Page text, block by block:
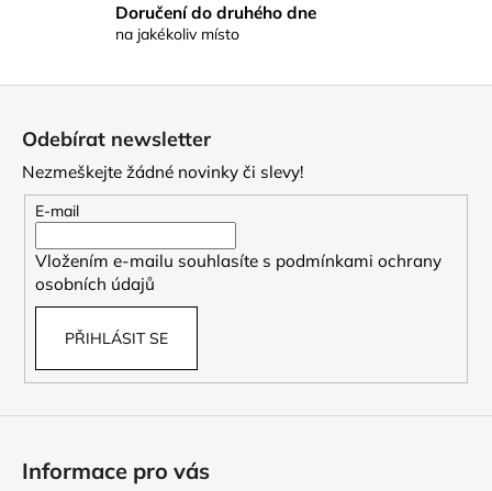
u
Doručení do druhého dne
na jakékoliv místo
Odebírat newsletter
Nezmeškejte žádné novinky či slevy!
E-mail
Vložením e-mailu souhlasíte s podmínkami ochrany
osobních údajů
PŘIHLÁSIT SE
Informace pro vás